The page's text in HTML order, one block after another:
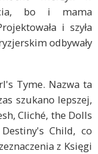
bo i mama
i szyła
odbywały
Tyme. Nazwa ta
szukano lepszej,
Cliché, the Dolls
Child, co
z Księgi